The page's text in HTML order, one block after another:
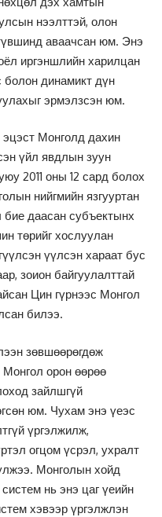
нээлттэй, олон
аваачсан юм. Энэ
иргэншлийн харилцан
болон динамикт дүн
эрмэлзсэн юм.
Монголд дахин
үйл явдлын зуун
2011 оны 12 сард болох
нийгмийн язгууртан
даасан субъектынх
төрийг хослуулан
үүлсэн хараат бус
зоион байгуулалттай
Цин гүрнээс Монгол
билээ.
зөвшөөрөгдөж
орон өөрөө
зайлшгүй
юм. Чухам энэ үеэс
үргэлжилж,
огцом үсрэл, ухралт
Монголын хойд
нь энэ цаг үеийн
хэвээр үргэлжлэн